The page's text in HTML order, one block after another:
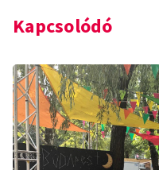
Kapcsolódó